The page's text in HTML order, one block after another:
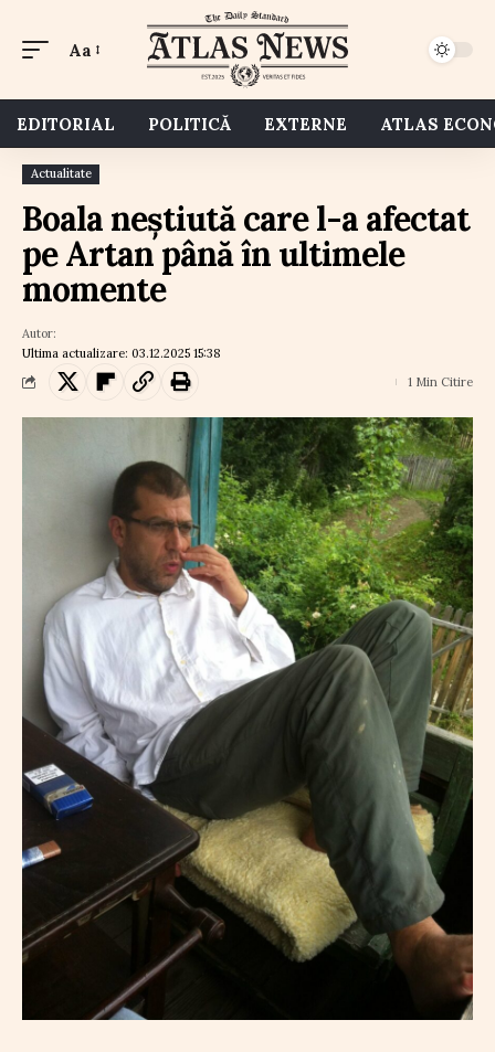
Aa
EDITORIAL POLITICĂ EXTERNE ATLAS
Actualitate
Boala neștiută care l-a afectat
pe Artan până în ultimele
momente
Ultima actualizare: 03.12.2025 15:38
Autor:
1 Min Citire